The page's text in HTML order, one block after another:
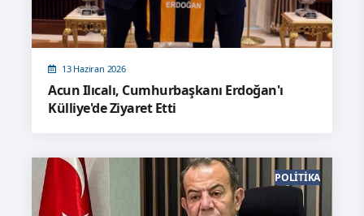
13 Haziran 2026
Acun Ilıcalı, Cumhurbaşkanı Erdoğan'ı
Külliye'de Ziyaret Etti
POLITIKA